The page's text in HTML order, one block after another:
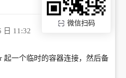
微信扫码
开始第 2 次重试
备份 [Local[mariadb]
败: handle backup
日 11:32
起一个临时的容器连接，然后备